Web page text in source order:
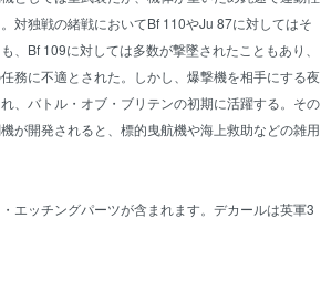
対独戦の緒戦においてBf 110やJu 87に対してはそ
、Bf 109に対しては多数が撃墜されたこともあり、
務に不適とされた。しかし、爆撃機を相手にする夜
、バトル・オブ・ブリテンの初期に活躍する。その
が開発されると、標的曳航機や海上救助などの雑用
エッチングパーツが含まれます。デカールは英軍3